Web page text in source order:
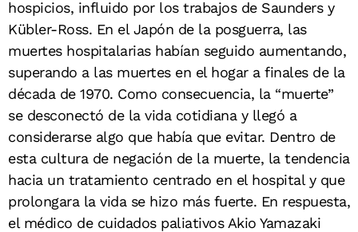
hospicios, influido por los trabajos de Saunders y
Kübler-Ross. En el Japón de la posguerra, las
muertes hospitalarias habían seguido aumentando,
superando a las muertes en el hogar a finales de la
década de 1970. Como consecuencia, la “muerte”
se desconectó de la vida cotidiana y llegó a
considerarse algo que había que evitar. Dentro de
esta cultura de negación de la muerte, la tendencia
hacia un tratamiento centrado en el hospital y que
prolongara la vida se hizo más fuerte. En respuesta,
el médico de cuidados paliativos Akio Yamazaki